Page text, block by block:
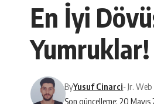
En İyi
Yumruklar!
Son güncelleme: 20 Mayıs
ByYusuf Cinarci- Jr. Web